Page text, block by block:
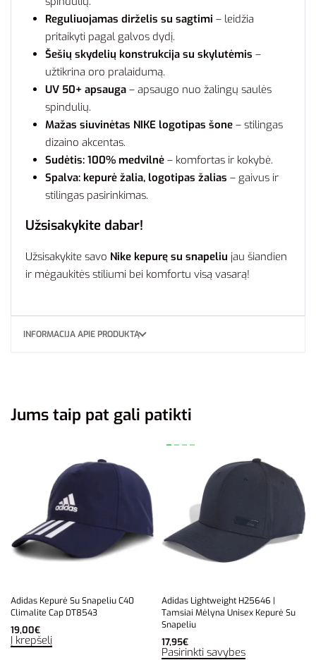
Reguliuojamas dirželis su sagtimi – leidžia
pritaikyti pagal galvos dydį.
Šešių skydelių konstrukcija su skylutėmis –
užtikrina oro pralaidumą.
UV 50+ apsauga – apsaugo nuo žalingų saulės
spindulių.
Mažas siuvinėtas NIKE logotipas šone – stilingas
dizaino akcentas.
Sudėtis: 100% medvilnė – komfortas ir kokybė.
Spalva: kepurė žalia, logotipas žalias – gaivus ir
stilingas pasirinkimas.
Užsisakykite dabar!
Užsisakykite savo Nike kepurę su snapeliu jau šiandien
ir mėgaukitės stiliumi bei komfortu visą vasarą!
INFORMACIJA APIE PRODUKTĄ
Jums taip pat gali patikti
Adidas Kepurė Su Snapeliu C40
Climalite Cap DT8543
19,00€
Į krepšelį
Adidas Lightweight H25646 |
Tamsiai Mėlyna Unisex Kepurė Su
Snapeliu
17,95€
Pasirinkti savybes